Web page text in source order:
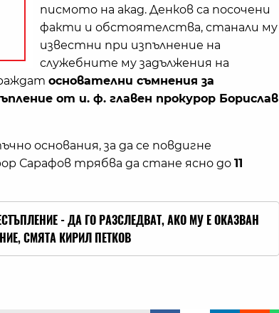
писмото на акад. Денков са посочени
факти и обстоятелства, станали му
известни при изпълнение на
служебните му задължения на
основателни съмнения за
от и. ф. главен прокурор Борислав
основания, за да се повдигне
Сарафов трябва да стане ясно до 11
- ДА ГО РАЗСЛЕДВАТ, АКО МУ Е ОКАЗВАН
СМЯТА КИРИЛ ПЕТКОВ